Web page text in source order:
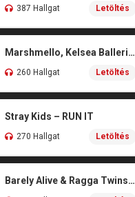
387 Hallgat Letöltés
Marshmello, Kelsea Ballerini – Another Drink
260 Hallgat Letöltés
Stray Kids – RUN IT
270 Hallgat Letöltés
Barely Alive & Ragga Twins – We Set It